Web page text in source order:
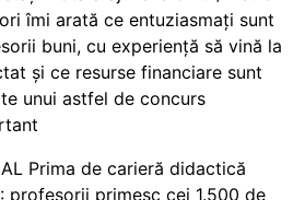
îmi arată ce entuziasmați sunt
buni, cu experiență să vină la
și ce resurse financiare sunt
unui astfel de concurs
Prima de carieră didactică
profesorii primesc cei 1.500 de